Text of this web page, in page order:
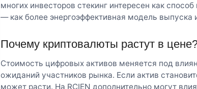
многих инвесторов стекинг интересен как
— как более энергоэффективная модель выпуска
Почему криптовалюты растут в
Стоимость цифровых активов меняется под
ожиданий участников рынка. Если актив
может расти. На RCIEN дополнительно могут